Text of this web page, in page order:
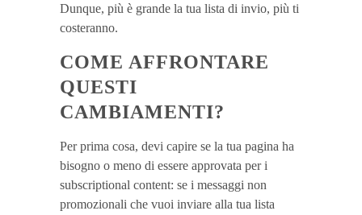
Dunque, più è grande la tua lista di invio, più ti
costeranno.
COME AFFRONTARE
QUESTI
CAMBIAMENTI?
Per prima cosa, devi capire se la tua pagina ha
bisogno o meno di essere approvata per i
subscriptional content: se i messaggi non
promozionali che vuoi inviare alla tua lista